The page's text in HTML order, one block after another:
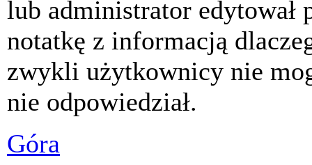
lub administrator edytował
notatkę z informacją
zwykli użytkownicy nie
nie odpowiedział.
Góra